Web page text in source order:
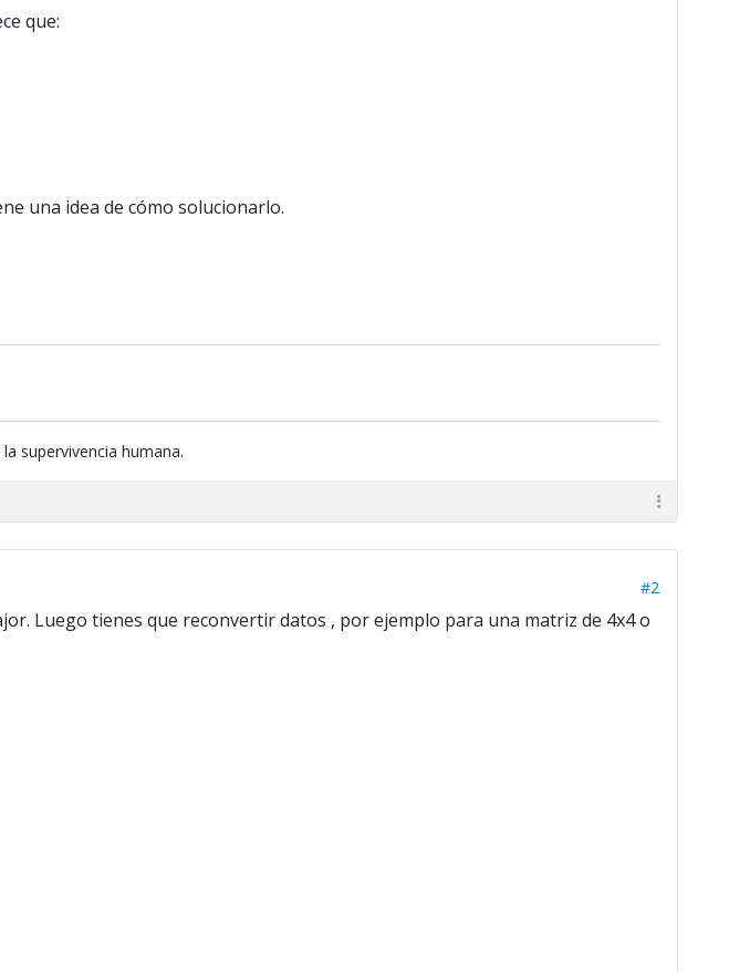
que:
una idea de cómo solucionarlo.
supervivencia humana.
#2
Luego tienes que reconvertir datos , por ejemplo para una matriz de 4x4 o